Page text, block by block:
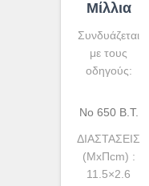
Μίλλια
Συνδυάζεται
με τους
οδηγούς:
Νο 650 Β.Τ.
ΔΙΑΣΤΑΣΕΙΣ
(ΜxΠcm) :
11.5×2.6